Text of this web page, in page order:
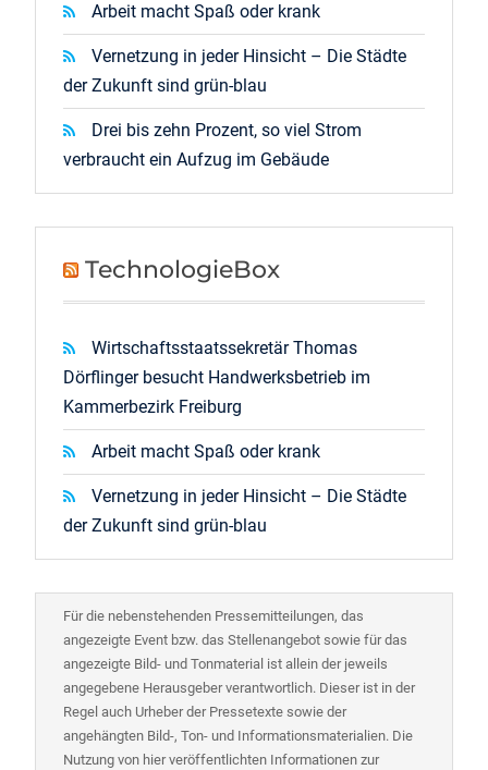
Arbeit macht Spaß oder krank
Vernetzung in jeder Hinsicht – Die Städte
der Zukunft sind grün-blau
Drei bis zehn Prozent, so viel Strom
verbraucht ein Aufzug im Gebäude
TechnologieBox
Wirtschaftsstaatssekretär Thomas
Dörflinger besucht Handwerksbetrieb im
Kammerbezirk Freiburg
Arbeit macht Spaß oder krank
Vernetzung in jeder Hinsicht – Die Städte
der Zukunft sind grün-blau
Für die nebenstehenden Pressemitteilungen, das
angezeigte Event bzw. das Stellenangebot sowie für das
angezeigte Bild- und Tonmaterial ist allein der jeweils
angegebene Herausgeber verantwortlich. Dieser ist in der
Regel auch Urheber der Pressetexte sowie der
angehängten Bild-, Ton- und Informationsmaterialien. Die
Nutzung von hier veröffentlichten Informationen zur